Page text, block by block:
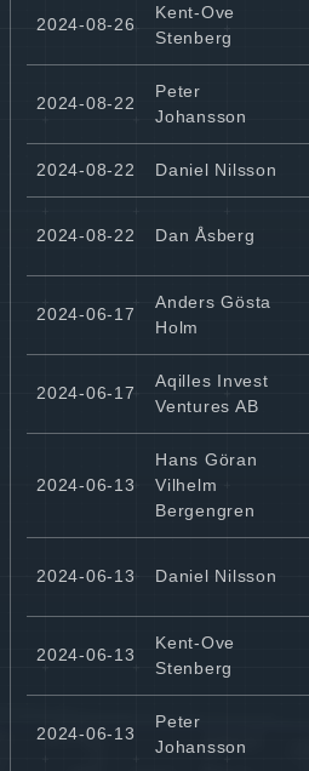
2024-08-26
Kent-Ove
Stenberg
2024-08-22
Peter
Johansson
2024-08-22 Daniel Nilsson
2024-08-22 Dan Åsberg
2024-06-17
Anders Gösta
Holm
2024-06-17
Aqilles Invest
Ventures AB
2024-06-13
Hans Göran
Vilhelm
Bergengren
2024-06-13 Daniel Nilsson
2024-06-13
Kent-Ove
Stenberg
2024-06-13
Peter
Johansson